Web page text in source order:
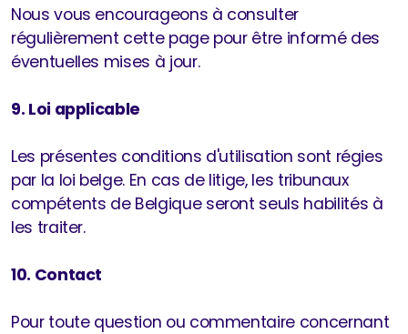
Nous vous encourageons à consulter
régulièrement cette page pour être informé des
éventuelles mises à jour.​
9. Loi applicable
Les présentes conditions d'utilisation sont régies
par la loi belge. En cas de litige, les tribunaux
compétents de Belgique seront seuls habilités à
les traiter.​
10. Contact
Pour toute question ou commentaire concernant